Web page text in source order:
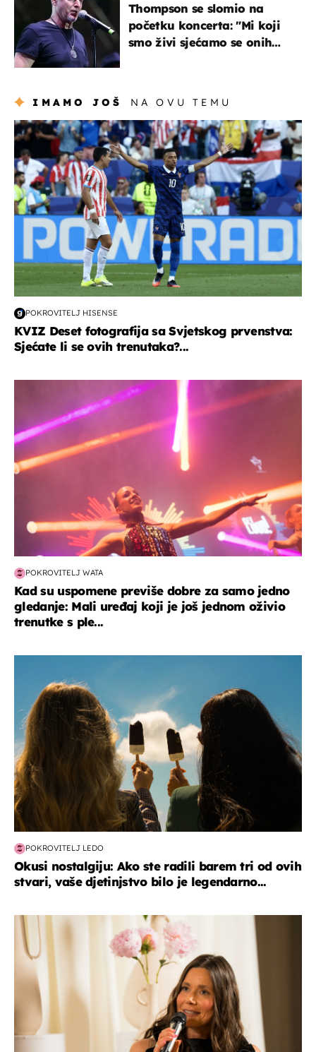
Thompson se slomio na
početku koncerta: "Mi koji
smo živi sjećamo se onih
IMAMO JOŠ NA OVU TEMU
svjetsko prvenstvo 2026
POKROVITELJ HISENSE
KVIZ Deset fotografija sa Svjetskog prvenstva:
Sjećate li se ovih trenutaka?...
POKROVITELJ WATA
Kad su uspomene previše dobre za samo jedno
gledanje: Mali uređaj koji je još jednom oživio
trenutke s ple...
POKROVITELJ LEDO
Okusi nostalgiju: Ako ste radili barem tri od ovih
stvari, vaše djetinjstvo bilo je legendarno...
moda & ljepota